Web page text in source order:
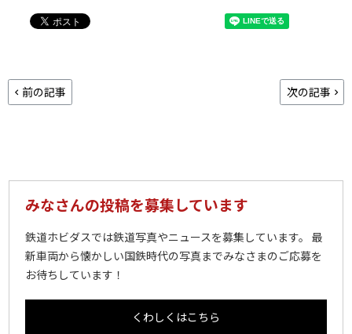
前の記事 次の記事
みなさんの投稿を募集しています
鉄道ホビダスでは鉄道写真やニュースを募集しています。 最
新車両から懐かしい国鉄時代の写真までみなさまのご応募を
お待ちしています！
くわしくはこちら